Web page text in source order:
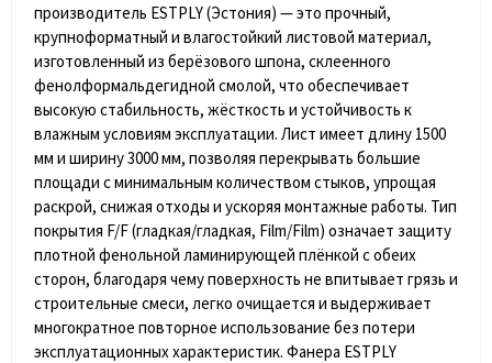
производитель ESTPLY (Эстония) — это прочный,
крупноформатный и влагостойкий листовой материал,
изготовленный из берёзового шпона, склеенного
фенолформальдегидной смолой, что обеспечивает
высокую стабильность, жёсткость и устойчивость к
влажным условиям эксплуатации. Лист имеет длину 1500
мм и ширину 3000 мм, позволяя перекрывать большие
площади с минимальным количеством стыков, упрощая
раскрой, снижая отходы и ускоряя монтажные работы. Тип
покрытия F/F (гладкая/гладкая, Film/Film) означает защиту
плотной фенольной ламинирующей плёнкой с обеих
сторон, благодаря чему поверхность не впитывает грязь и
строительные смеси, легко очищается и выдерживает
многократное повторное использование без потери
эксплуатационных характеристик. Фанера ESTPLY